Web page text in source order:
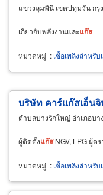
แขวงลุมพินี เขตปทุมวัน กรุ
เกี่ยวกับพลังงานและแก๊ส
หมวดหมู่ : เชื้อเพลิงสำหรั
บริษัท คาร์แก๊สเอ็น
ตำบลบางรักใหญ่ อำเภอบ
ผู้ติดตั้งแก๊สNGV, LPG ผู้ตร
หมวดหมู่ : เชื้อเพลิงสำหรั